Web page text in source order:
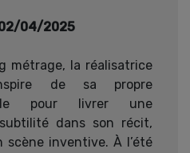
04/2025
métrage, la réalisatrice
de sa propre
pour livrer une
dans son récit,
scène inventive. À l’été